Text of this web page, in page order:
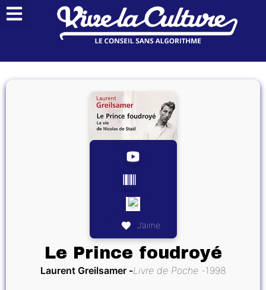
J’aime
Le Prince foudroyé
Laurent Greilsamer Livre de Poche 1998